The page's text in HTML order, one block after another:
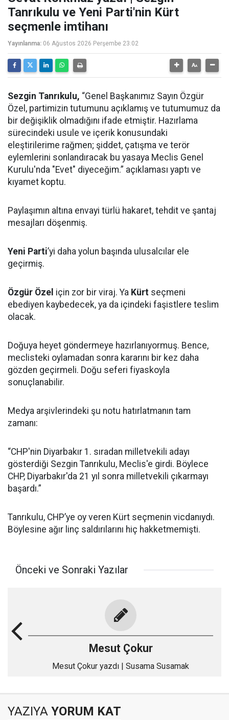
Tanrıkulu ve Yeni Parti'nin Kürt
seçmenle imtihanı
Yayınlanma: 06 Ağustos 2026 Perşembe 23:02
Sezgin Tanrıkulu, “Genel Başkanımız Sayın Özgür
Özel, partimizin tutumunu açıklamış ve tutumumuz da
bir değişiklik olmadığını ifade etmiştir. Hazırlama
sürecindeki usule ve içerik konusundaki
eleştirilerime rağmen; şiddet, çatışma ve terör
eylemlerini sonlandıracak bu yasaya Meclis Genel
Kurulu'nda "Evet" diyeceğim.” açıklaması yaptı ve
kıyamet koptu.
Paylaşımın altına envayi türlü hakaret, tehdit ve şantaj
mesajları döşenmiş.
Yeni Parti’yi daha yolun başında ulusalcılar ele
geçirmiş.
Özgür Özel için zor bir viraj. Ya Kürt seçmeni
ebediyen kaybedecek, ya da içindeki faşistlere teslim
olacak.
Doğuya heyet göndermeye hazırlanıyormuş. Bence,
meclisteki oylamadan sonra kararını bir kez daha
gözden geçirmeli. Doğu seferi fiyaskoyla
sonuçlanabilir.
Medya arşivlerindeki şu notu hatırlatmanın tam
zamanı:
“CHP'nin Diyarbakır 1. sıradan milletvekili adayı
gösterdiği Sezgin Tanrıkulu, Meclis'e girdi. Böylece
CHP, Diyarbakır'da 21 yıl sonra milletvekili çıkarmayı
başardı.”
Tanrıkulu, CHP’ye oy veren Kürt seçmenin vicdanıydı.
Böylesine ağır linç saldırılarını hiç hakketmemişti.
Önceki ve Sonraki Yazılar
Mesut Çokur
Mesut Çokur yazdı | Susama Susamak
YAZIYA YORUM KAT